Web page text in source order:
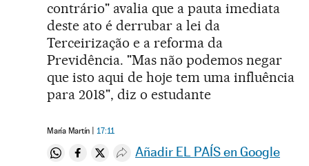
contrário" avalia que a pauta imediata
deste ato é derrubar a lei da
Terceirização e a reforma da
Previdência. "Mas não podemos negar
que isto aqui de hoje tem uma influência
para 2018", diz o estudante
María Martín 17:11
Compartir en Whatsapp
Compartir en Facebook
Compartir en Twitter
Desplegar Redes Sociales
Añadir EL PAÍS en Google